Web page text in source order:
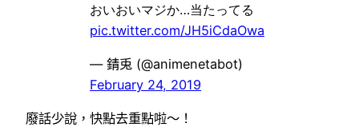
おいおいマジか…当たってる
pic.twitter.com/JH5iCdaOwa
— 錆兎 (@animenetabot)
February 24, 2019
廢話少說，快點去重點啦～！